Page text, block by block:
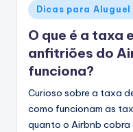
Postado
em
Dicas para Aluguel
O que é a taxa
anfitriões do
funciona?
Curioso sobre a taxa
como funcionam as
quanto o Airbnb